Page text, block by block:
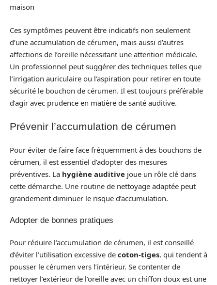
maison
Ces symptômes peuvent être indicatifs non seulement
d’une accumulation de cérumen, mais aussi d’autres
affections de l’oreille nécessitant une attention médicale.
Un professionnel peut suggérer des techniques telles que
l’irrigation auriculaire ou l’aspiration pour retirer en toute
sécurité le bouchon de cérumen. Il est toujours préférable
d’agir avec prudence en matière de santé auditive.
Prévenir l’accumulation de cérumen
Pour éviter de faire face fréquemment à des bouchons de
cérumen, il est essentiel d’adopter des mesures
préventives. La hygiène auditive joue un rôle clé dans
cette démarche. Une routine de nettoyage adaptée peut
grandement diminuer le risque d’accumulation.
Adopter de bonnes pratiques
Pour réduire l’accumulation de cérumen, il est conseillé
d’éviter l’utilisation excessive de coton-tiges, qui tendent à
pousser le cérumen vers l’intérieur. Se contenter de
nettoyer l’extérieur de l’oreille avec un chiffon doux est une